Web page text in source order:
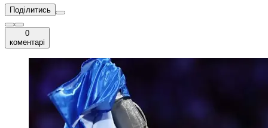
Поділитись
0
коментарі